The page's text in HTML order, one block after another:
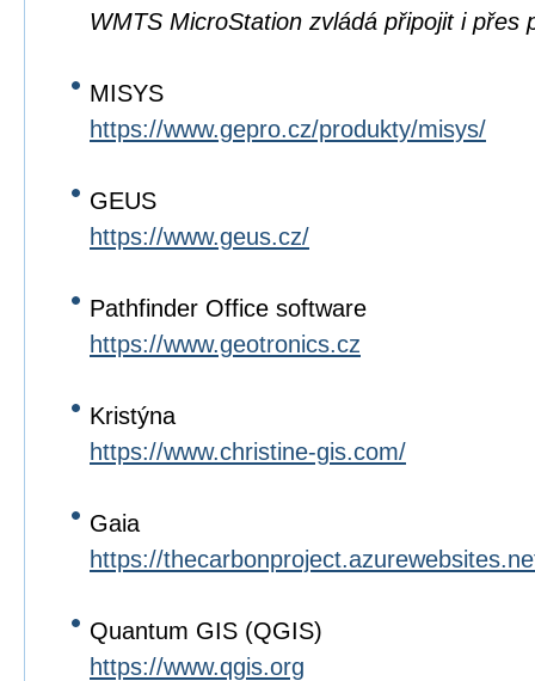
WMTS MicroStation zvládá připojit i přes
MISYS
https://www.gepro.cz/produkty/misys/
GEUS
https://www.geus.cz/
Pathfinder Office software
https://www.geotronics.cz
Kristýna
https://www.christine-gis.com/
Gaia
https://
Quantum GIS (QGIS)
https://www.qgis.org